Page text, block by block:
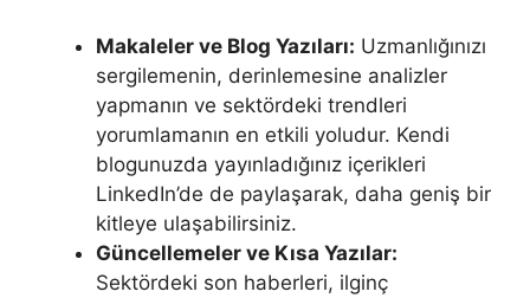
Makaleler ve Blog Yazıları: Uzmanlığınızı
sergilemenin, derinlemesine analizler
yapmanın ve sektördeki trendleri
yorumlamanın en etkili yoludur. Kendi
blogunuzda yayınladığınız içerikleri
LinkedIn’de de paylaşarak, daha geniş bir
kitleye ulaşabilirsiniz.
Güncellemeler ve Kısa Yazılar:
Sektördeki son haberleri, ilginç